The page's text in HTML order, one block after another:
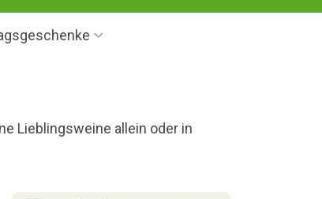
Lieblingsweine allein oder in